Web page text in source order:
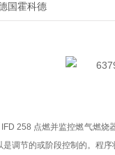
国霍科德
258 点燃并监控燃气燃
调节的或阶段控制的。程